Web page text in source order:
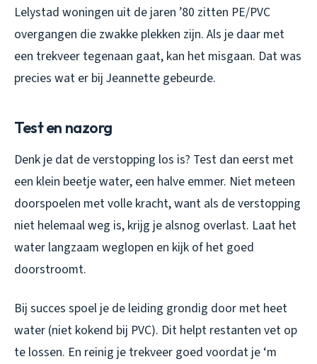
Lelystad woningen uit de jaren ’80 zitten PE/PVC
overgangen die zwakke plekken zijn. Als je daar met
een trekveer tegenaan gaat, kan het misgaan. Dat was
precies wat er bij Jeannette gebeurde.
Test en nazorg
Denk je dat de verstopping los is? Test dan eerst met
een klein beetje water, een halve emmer. Niet meteen
doorspoelen met volle kracht, want als de verstopping
niet helemaal weg is, krijg je alsnog overlast. Laat het
water langzaam weglopen en kijk of het goed
doorstroomt.
Bij succes spoel je de leiding grondig door met heet
water (niet kokend bij PVC). Dit helpt restanten vet op
te lossen. En reinig je trekveer goed voordat je ‘m